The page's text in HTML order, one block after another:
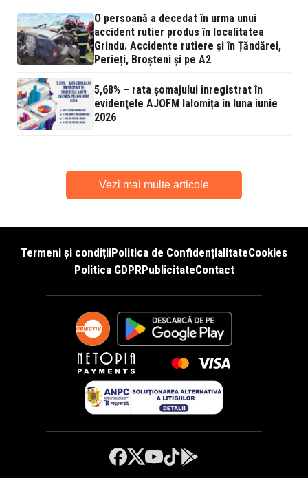
O persoană a decedat în urma unui
accident rutier produs în localitatea
Grindu. Accidente rutiere și în Țăndărei,
Perieți, Broșteni și pe A2
5,68% – rata şomajului înregistrat în
evidenţele AJOFM Ialomița în luna iunie
2026
Vezi mai multe articole
Termeni și condițiiPolitica de ConfidențialitateCookies
Politica GDPRPublicitateContact